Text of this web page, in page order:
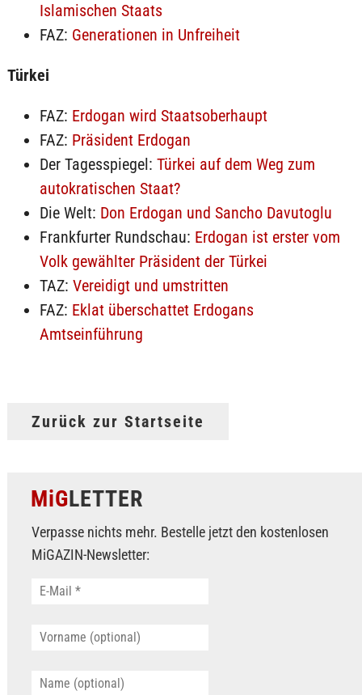
Islamischen Staats
FAZ: Generationen in Unfreiheit
Türkei
FAZ: Erdogan wird Staatsoberhaupt
FAZ: Präsident Erdogan
Der Tagesspiegel: Türkei auf dem Weg zum
autokratischen Staat?
Die Welt: Don Erdogan und Sancho Davutoglu
Frankfurter Rundschau: Erdogan ist erster vom
Volk gewählter Präsident der Türkei
TAZ: Vereidigt und umstritten
FAZ: Eklat überschattet Erdogans
Amtseinführung
Zurück zur Startseite
MiGLETTER
Verpasse nichts mehr. Bestelle jetzt den kostenlosen
MiGAZIN-Newsletter: